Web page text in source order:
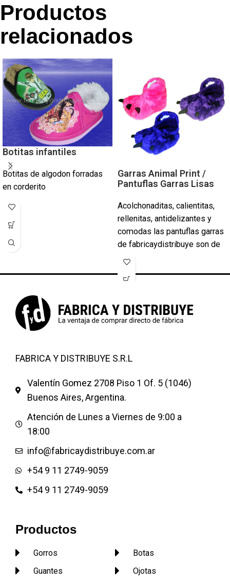
Productos
relacionados
Botitas infantiles
Botitas de algodon forradas
en corderito
Garras Animal Print /
Pantuflas Garras Lisas
Acolchonaditas, calientitas,
rellenitas, antidelizantes y
comodas las pantuflas garras
de fabricaydistribuye son de
excelente calidad con todos
modelos Garras Animal Print
fuccia beige azul francia negro
choco Y otras colores
NENA o VARON SON
101 DALMATAS
Mas modelos de pantuflas
Pantufla de hombre Pantufla
Pantuflas publicitarias
FABRICA Y DISTRIBUYE S.R.L
Valentín Gomez 2708 Piso 1 Of. 5 (1046)
Buenos Aires, Argentina.
Atención de Lunes a Viernes de 9:00 a
18:00
info@fabricaydistribuye.com.ar
+54 9 11 2749-9059
+54 9 11 2749-9059
Productos
Gorros
Guantes
Botas
Ojotas